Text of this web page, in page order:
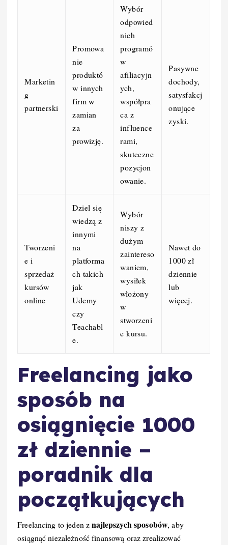
Marketin
g
partnerski
Promowa
nie
produktó
w innych
firm w
zamian
za
prowizję.
Wybór
odpowied
nich
programó
w
afiliacyjn
ych,
współpra
ca z
influence
rami,
skuteczne
pozycjon
owanie.
Pasywne
dochody,
satysfakcj
onujące
zyski.
Tworzeni
e i
sprzedaż
kursów
online
Dziel się
wiedzą z
innymi
na
platforma
ch takich
jak
Udemy
czy
Teachabl
e.
Wybór
niszy z
dużym
zaintereso
waniem,
wysiłek
włożony
w
stworzeni
e kursu.
Nawet do
1000 zł
dziennie
lub
więcej.
Freelancing jako
sposób na
osiągnięcie 1000
zł dziennie –
poradnik dla
początkujących
Freelancing to jeden znajlepszych sposobów, aby
osiągnąć niezależność finansową oraz zrealizować